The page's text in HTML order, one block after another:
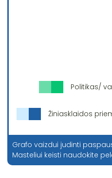
Politikas/
Žiniasklaidos
Grafo vaizdui judinti
Masteliui keisti naudokite